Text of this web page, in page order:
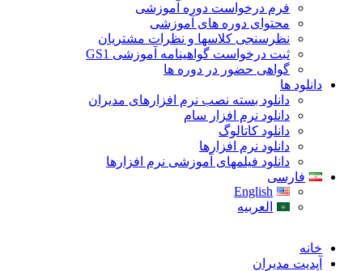
فرم درخواست دوره آموزشی
محتوای دوره های آموزشی
نظرسنجی کلاسها و نظرات مشتریان
ثبت درخواست گواهینامه آموزشی GS1
گواهی حضور در دوره ها
دانلود ها
دانلود بسته نصب نرم افزارهای مدیران
دانلود نرم افزار سام
دانلود کاتالوگ
دانلود نرم افزارها
دانلود فیلمهای آموزشی نرم افزارها
فارسی
English
العربیه
خانه
آپدیت مدیران